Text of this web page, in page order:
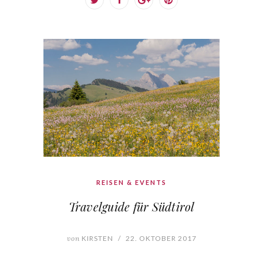
REISEN & EVENTS
Travelguide für Südtirol
von KIRSTEN / 22. OKTOBER 2017